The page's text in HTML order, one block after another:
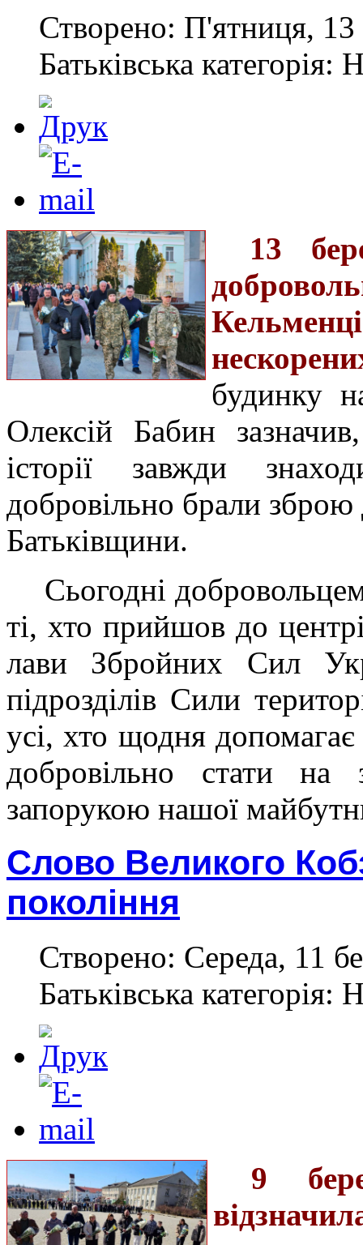
Створено: П'ятниця, 13
Батьківська категорія:
13
будинку
Олексій Бабин
історії завжди
добровільно брали зброю
Батьківщини.
Сьогодні
ті, хто прийшов до
лави Збройних Сил
підрозділів Сили
усі, хто щодня
добровільно стати
запорукою нашої
Слово Великого
покоління
Створено: Середа, 11
Батьківська категорія:
9